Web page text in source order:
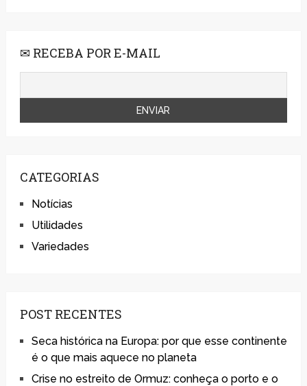
✉ RECEBA POR E-MAIL
CATEGORIAS
Notícias
Utilidades
Variedades
POST RECENTES
Seca histórica na Europa: por que esse continente
é o que mais aquece no planeta
Crise no estreito de Ormuz: conheça o porto e o